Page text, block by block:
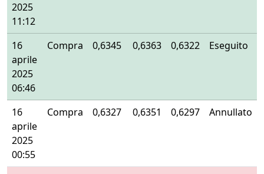
2025
11:12
16
aprile
2025
06:46
Compra 0,6345 0,6363 0,6322 Eseguito
16
aprile
2025
00:55
Compra 0,6327 0,6351 0,6297 Annullato